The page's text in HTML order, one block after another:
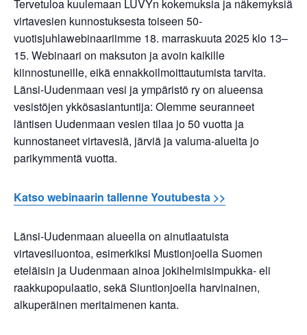
Tervetuloa kuulemaan LUVYn kokemuksia ja näkemyksiä
virtavesien kunnostuksesta toiseen 50-
vuotisjuhlawebinaariimme 18. marraskuuta 2025 klo 13–
15. Webinaari on maksuton ja avoin kaikille
kiinnostuneille, eikä ennakkoilmoittautumista tarvita.
Länsi-Uudenmaan vesi ja ympäristö ry on alueensa
vesistöjen ykkösasiantuntija: Olemme seuranneet
läntisen Uudenmaan vesien tilaa jo 50 vuotta ja
kunnostaneet virtavesiä, järviä ja valuma-alueita jo
parikymmentä vuotta.
Katso webinaarin tallenne Youtubesta >>
Länsi-Uudenmaan alueella on ainutlaatuista
virtavesiluontoa, esimerkiksi Mustionjoella Suomen
eteläisin ja Uudenmaan ainoa jokihelmisimpukka- eli
raakkupopulaatio, sekä Siuntionjoella harvinainen,
alkuperäinen meritaimenen kanta.